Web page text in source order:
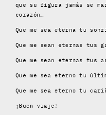
que su figura jamás se
corazón…
Que me sea eterna tu
Que me sean eternas tus
Que me sean eternas tus
Que me sea eterno tu
Que me sea eterno tu
¡Buen viaje!